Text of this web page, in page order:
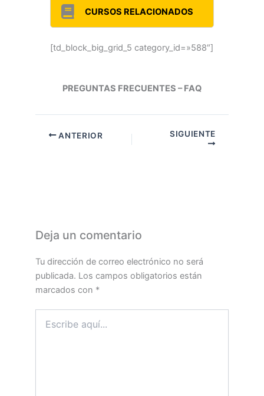
CURSOS RELACIONADOS
[td_block_big_grid_5 category_id=»588″]
PREGUNTAS FRECUENTES – FAQ
ANTERIOR SIGUIENTE
Deja un comentario
Tu dirección de correo electrónico no será
publicada. Los campos obligatorios están
marcados con *
aquí...